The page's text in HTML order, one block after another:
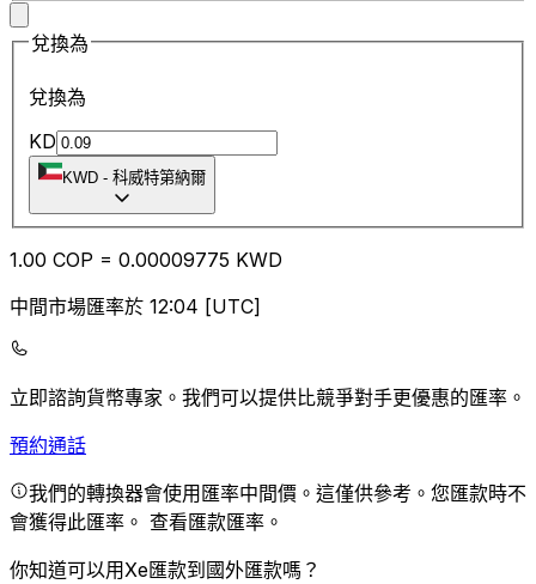
兌換為
兌換為
KD
KWD - 科威特第納爾
1.00 COP = 0.00009775 KWD
中間市場匯率於 12:04 [UTC]
立即諮詢貨幣專家。 我們可以提供比競爭對手更優惠的匯率。
預約通話
我們的轉換器會使用匯率中間價。這僅供參考。您匯款時不
會獲得此匯率。 查看匯款匯率。
你知道可以用Xe匯款到國外匯款嗎？